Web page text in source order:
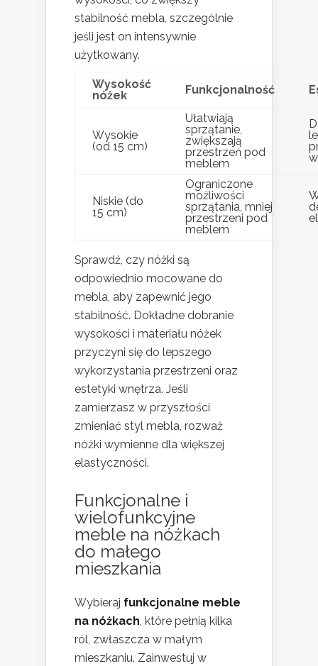
stabilność mebla, szczególnie
jeśli jest on intensywnie
użytkowany.
Wysokość
nóżek
Funkcjonalność
Wysokie
(od 15 cm)
Ułatwiają
sprzątanie,
zwiększają
przestrzeń pod
meblem
Niskie (do
15 cm)
Ograniczone
możliwości
sprzątania, mniej
przestrzeni pod
meblem
Sprawdź, czy nóżki są
odpowiednio mocowane do
mebla, aby zapewnić jego
stabilność. Dokładne dobranie
wysokości i materiału nóżek
przyczyni się do lepszego
wykorzystania przestrzeni oraz
estetyki wnętrza. Jeśli
zamierzasz w przyszłości
zmieniać styl mebla, rozważ
nóżki wymienne dla większej
elastyczności.
Funkcjonalne i
wielofunkcyjne
meble na nóżkach
do małego
mieszkania
Wybieraj funkcjonalne meble
na nóżkach, które pełnią kilka
ról, zwłaszcza w małym
mieszkaniu. Zainwestuj w